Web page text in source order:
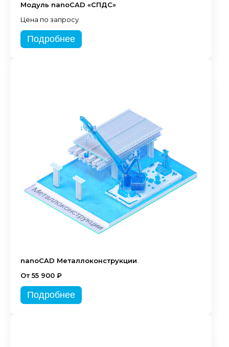
Модуль nanoCAD «СПДС»
Цена по запросу
Подробнее
nanoCAD Металлоконструкции
От 55 900 ₽
Подробнее